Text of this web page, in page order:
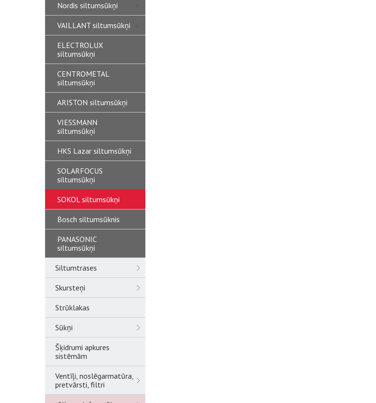
Nordis siltumsūkņi
VAILLANT siltumsūkņi
ELECTROLUX
siltumsūkņi
CENTROMETAL
siltumsūkņi
ARISTON siltumsūkņi
VIESSMANN
siltumsūkņi
HKS Lazar siltumsūkņi
SOLARFOCUS
siltumsūkņi
SOKOL siltumsūkņi
Bosch siltumsūknis
PANASONIC
siltumsūkņi
Siltumtrases
Skursteņi
Strūklakas
Sūkņi
Šķidrumi apkures
sistēmām
Ventīļi, noslēgarmatūra,
pretvārsti, filtri